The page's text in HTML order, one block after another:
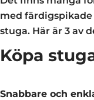
med färdigspikade
stuga. Här är 3 av
Köpa
Snabbare och